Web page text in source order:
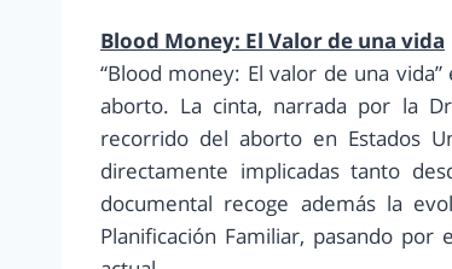
Blood Money: El Valor de una vida
“Blood money: El valor de una
aborto. La cinta, narrada por la
recorrido del aborto en Estados
directamente implicadas tanto
documental recoge además la
Planificación Familiar, pasando